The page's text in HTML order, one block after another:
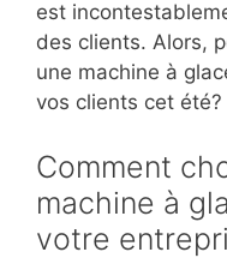
est
des clients. Alors,
une machine à
vos clients cet été?
Comment
machine à
votre